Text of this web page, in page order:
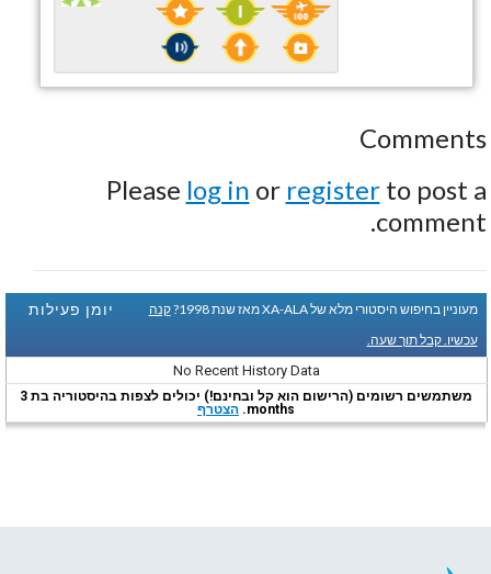
Comments
Please log in or registerto post a
comment.
יומן פעילות מעוניין בחיפוש היסטורי מלא של XA-ALA מאז שנת 1998?
קנה
עכשיו. קבל תוך שעה.
No Recent History Data
משתמשים רשומים (הרישום הוא קל ובחינם!) יכולים לצפות בהיסטוריה בת 3
months. הצטרף